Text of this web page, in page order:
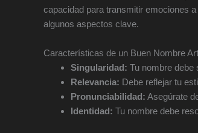
capacidad para transmitir emociones
algunos aspectos clave.
Características de un Buen Nombre
Singularidad: Tu nombre debe
Relevancia: Debe reflejar tu
Pronunciabilidad: Asegúrate
Identidad: Tu nombre debe